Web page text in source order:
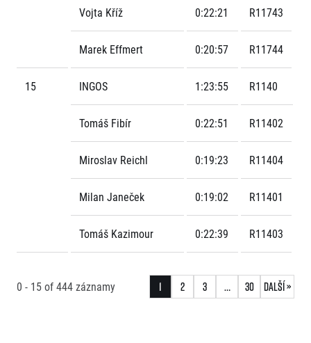
Vojta Kříž 0:22:21 R11743
Marek Effmert 0:20:57 R11744
15 INGOS 1:23:55 R1140
Tomáš Fibír 0:22:51 R11402
Miroslav Reichl 0:19:23 R11404
Milan Janeček 0:19:02 R11401
Tomáš Kazimour 0:22:39 R11403
0 - 15of444záznamy 1 2 3 … 30 Další »